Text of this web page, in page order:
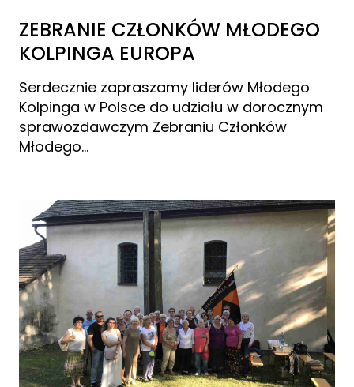
ZEBRANIE CZŁONKÓW MŁODEGO
KOLPINGA EUROPA
Serdecznie zapraszamy liderów Młodego
Kolpinga w Polsce do udziału w dorocznym
sprawozdawczym Zebraniu Członków
Młodego…